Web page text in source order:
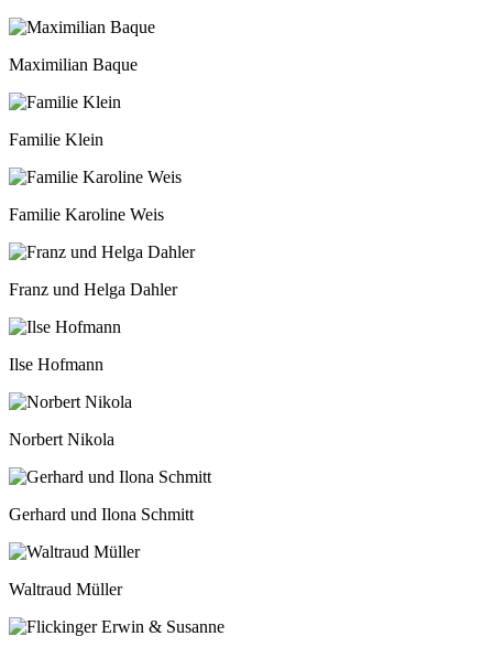
Maximilian Baque
Familie Klein
Familie Karoline Weis
Franz und Helga Dahler
Ilse Hofmann
Norbert Nikola
Gerhard und Ilona Schmitt
Waltraud Müller